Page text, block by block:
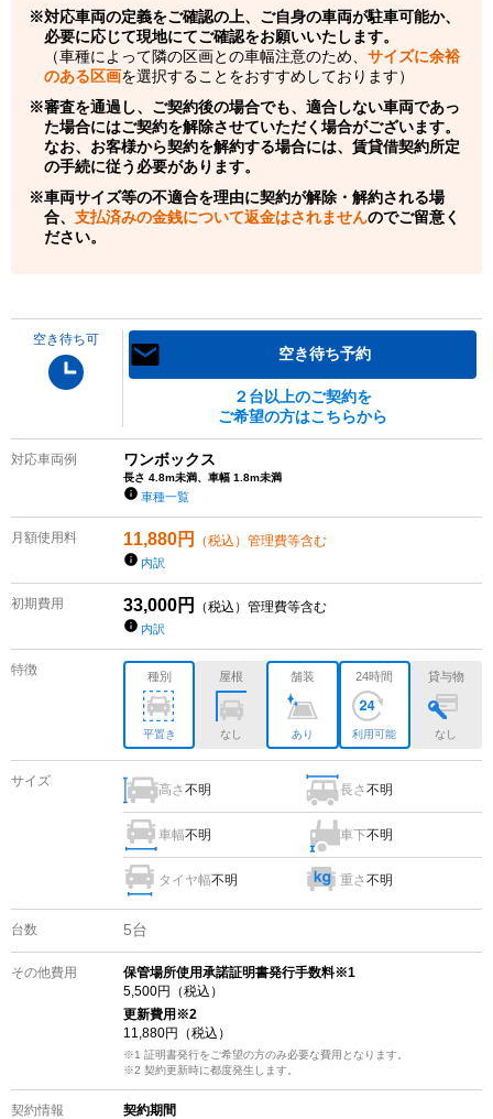
対応車両の定義をご確認の上、ご自身の車両が駐車可能か、
必要に応じて現地にてご確認をお願いいたします。
（車種によって隣の区画との車幅注意のため、 サイズに余裕
のある区画を選択することをおすすめしております）
審査を通過し、ご契約後の場合でも、適合しない車両であっ
た場合にはご契約を解除させていただく場合がございます。
なお、お客様から契約を解約する場合には、賃貸借契約所定
の手続に従う必要があります。
車両サイズ等の不適合を理由に契約が解除・解約される場
合、 支払済みの金銭について返金はされませんのでご留意く
ださい。
空き待ち可
空き待ち予約
２台以上のご契約を
ご希望の方はこちらから
対応車両例 ワンボックス
長さ 4.8m未満、車幅 1.8m未満
車種一覧
月額使用料 11,880円 （税込）管理費等含む
内訳
初期費用 33,000円 （税込）管理費等含む
内訳
特徴 種別
平置き
屋根
なし
舗装
あり
24時間
利用可能
貸与物
なし
サイズ
高さ不明 長さ不明
車幅不明 車下不明
タイヤ幅不明 重さ不明
台数 5台
その他費用
保管場所使用承諾証明書発行手数料※1
5,500円（税込）
更新費用 ※2
11,880円（税込）
※1 証明書発行をご希望の方のみ必要な費用となります。
※2 契約更新時に都度発生します。
契約情報
契約期間